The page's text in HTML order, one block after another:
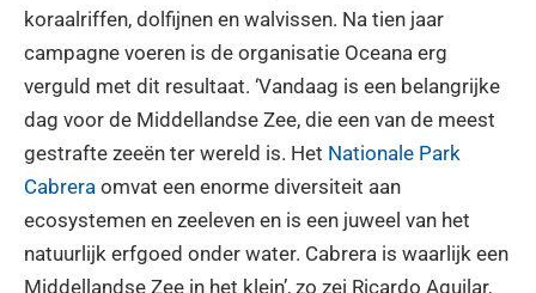
koraalriffen, dolfijnen en walvissen. Na tien jaar
campagne voeren is de organisatie Oceana erg
verguld met dit resultaat. ‘Vandaag is een belangrijke
dag voor de Middellandse Zee, die een van de meest
gestrafte zeeën ter wereld is. Het Nationale Park
Cabrera omvat een enorme diversiteit aan
ecosystemen en zeeleven en is een juweel van het
natuurlijk erfgoed onder water. Cabrera is waarlijk een
Middellandse Zee in het klein’, zo zei Ricardo Aguilar,